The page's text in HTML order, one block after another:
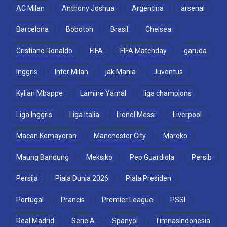
AC Milan Anthony Joshua Argentina arsenal
Barcelona Bobotoh Brasil Chelsea
Cristiano Ronaldo FIFA FIFA Matchday garuda
Inggris Inter Milan jak Mania Juventus
Kylian Mbappe Lamine Yamal liga champions
Liga Inggris Liga Italia Lionel Messi Liverpool
Macan Kemayoran Manchester City Maroko
Maung Bandung Meksiko Pep Guardiola Persib
Persija Piala Dunia 2026 Piala Presiden
Portugal Prancis Premier League PSSI
Real Madrid Serie A Spanyol TimnasIndonesia